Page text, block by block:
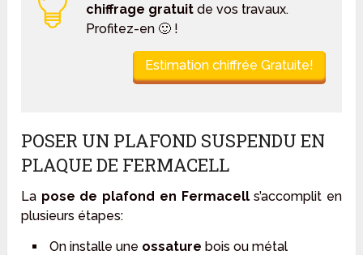
chiffrage gratuit de vos travaux.
Profitez-en 🙂 !
Estimation chiffrée Gratuite!
POSER UN PLAFOND SUSPENDU EN
PLAQUE DE FERMACELL
La pose de plafond en Fermacells’accomplit en
plusieurs étapes:
On installe une ossature bois ou métal